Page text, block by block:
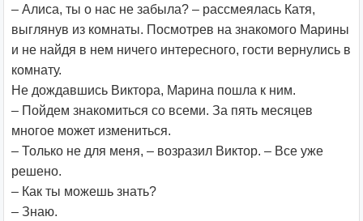
– Алиса, ты о нас не забыла? – рассмеялась Катя,
выглянув из комнаты. Посмотрев на знакомого Марины
и не найдя в нем ничего интересного, гости вернулись в
комнату.
Не дождавшись Виктора, Марина пошла к ним.
– Пойдем знакомиться со всеми. За пять месяцев
многое может измениться.
– Только не для меня, – возразил Виктор. – Все уже
решено.
– Как ты можешь знать?
– Знаю.